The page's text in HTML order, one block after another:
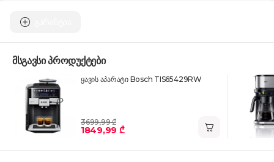
მსგავსი პროდუქტები
ყავის აპარატი Bosch TIS65429RW
3699,99 ₾
1849,99 ₾